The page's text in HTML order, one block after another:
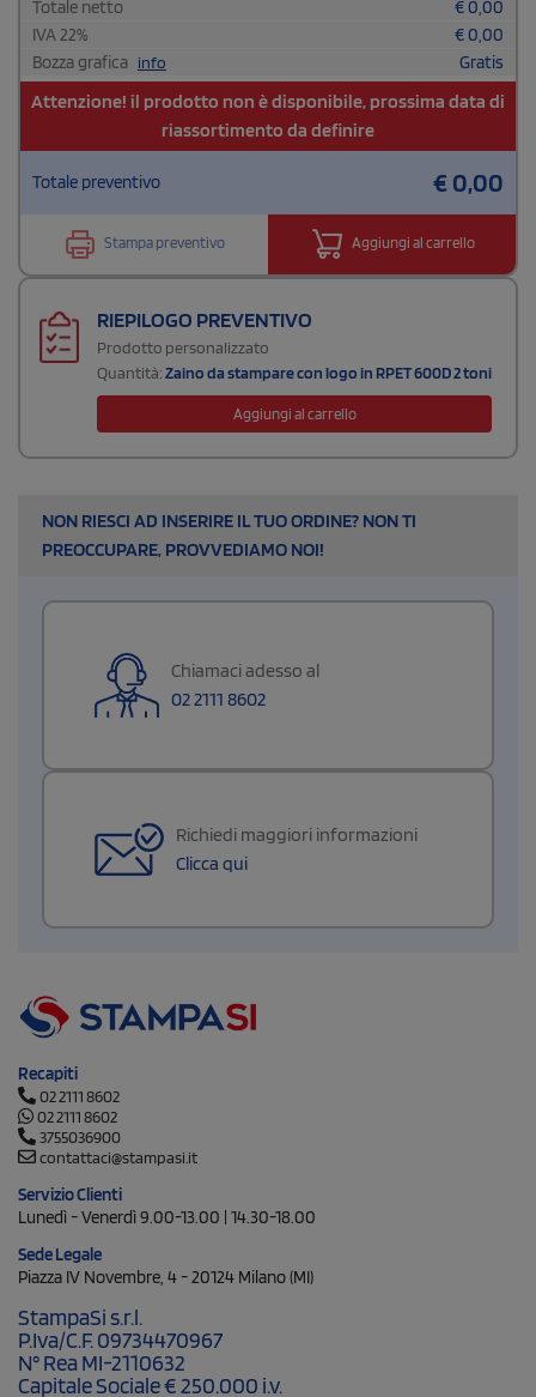
Totale netto €0,00
IVA22% €0,00
Bozza grafica info Gratis
Attenzione! il prodotto non è disponibile, prossima data di
riassortimento da definire
Totale preventivo €0,00
Stampa preventivo Aggiungi al carrello
RIEPILOGO PREVENTIVO
Prodotto personalizzato
Quantità:Zaino da stampare con logo in RPET 600D 2 toni
Aggiungi al carrello
NON RIESCI AD INSERIRE IL TUO ORDINE? NON TI
PREOCCUPARE, PROVVEDIAMO NOI!
Chiamaci adesso al
02 2111 8602
Richiedi maggiori informazioni
Clicca qui
Recapiti
02 2111 8602
02 2111 8602
3755036900
contattaci@stampasi.it
Servizio Clienti
Lunedì - Venerdì 9.00-13.00 | 14.30-18.00
Sede Legale
Piazza IV Novembre, 4 - 20124 Milano (MI)
StampaSi s.r.l.
P.Iva/C.F. 09734470967
N° Rea MI-2110632
Capitale Sociale € 250.000 i.v.